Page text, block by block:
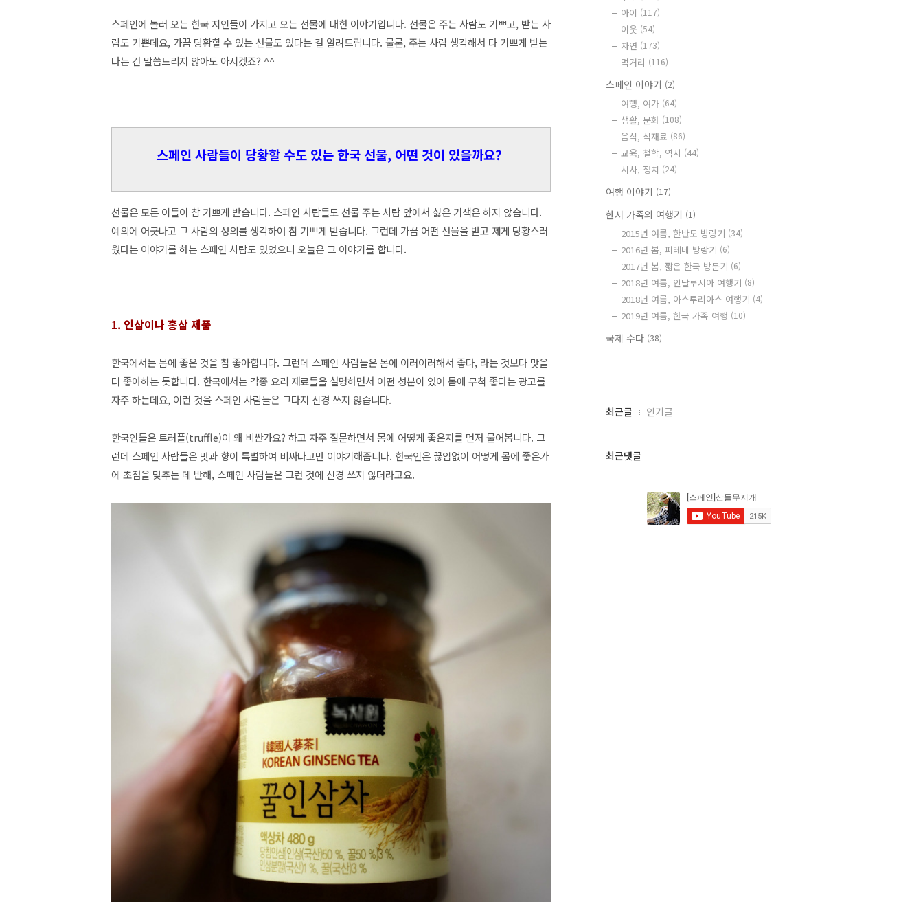
스페인에 놀러 오는 한국 지인들이 가지고 오는 선물에 대한 이야기입니다. 선물은 주는 사람도 기쁘고, 받는 사
람도 기쁜데요, 가끔 당황할 수 있는 선물도 있다는 걸 알려드립니다. 물론, 주는 사람 생각해서 다 기쁘게 받는
다는 건 말씀드리지 않아도 아시겠죠? ^^
스페인 사람들이 당황할 수도 있는 한국 선물, 어떤 것이 있을까요?
선물은 모든 이들이 참 기쁘게 받습니다. 스페인 사람들도 선물 주는 사람 앞에서 싫은 기색은하지 않습니다.
예의에 어긋나고 그 사람의 성의를 생각하여 참 기쁘게 받습니다. 그런데 가끔 어떤 선물을 받고 제게 당황스러
웠다는 이야기를 하는 스페인 사람도 있었으니 오늘은 그 이야기를 합니다.
1. 인삼이나 홍삼 제품
한국에서는 몸에 좋은 것을 참 좋아합니다. 그런데 스페인 사람들은 몸에 이러이러해서 좋다, 라는 것보다 맛을
더 좋아하는 듯합니다. 한국에서는 각종 요리 재료들을 설명하면서 어떤 성분이 있어 몸에 무척 좋다는 광고를
자주 하는데요, 이런 것을 스페인 사람들은 그다지 신경 쓰지 않습니다.
한국인들은 트러플(truffle)이 왜 비싼가요? 하고 자주 질문하면서 몸에 어떻게 좋은지를 먼저 물어봅니다. 그
런데 스페인 사람들은 맛과 향이 특별하여 비싸다고만 이야기해줍니다. 한국인은 끊임없이 어떻게 몸에 좋은가
에 초점을 맞추는 데 반해, 스페인 사람들은 그런 것에 신경 쓰지 않더라고요.
아이 (117)
이웃 (54)
자연 (173)
먹거리 (116)
스페인 이야기 (2)
여행, 여가 (64)
생활, 문화 (108)
음식, 식재료 (86)
교육, 철학, 역사 (44)
시사, 정치 (24)
여행 이야기 (17)
한서 가족의 여행기 (1)
2015년 여름, 한반도 방랑기 (34)
2016년 봄, 피레네 방랑기 (6)
2017년 봄, 짧은 한국 방문기 (6)
2018년 여름, 안달루시아 여행기 (8)
2018년 여름, 아스투리아스 여행기 (4)
2019년 여름, 한국 가족 여행 (10)
국제 수다 (38)
최
과
최근글 인기글
최근댓글